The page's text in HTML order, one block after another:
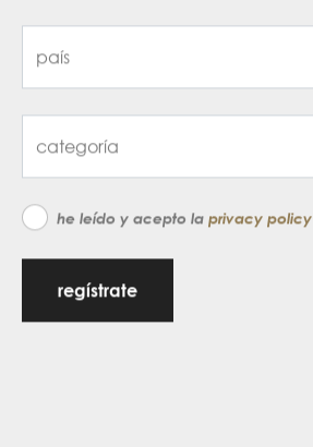
he leído y acepto la privacy policy
regístrate